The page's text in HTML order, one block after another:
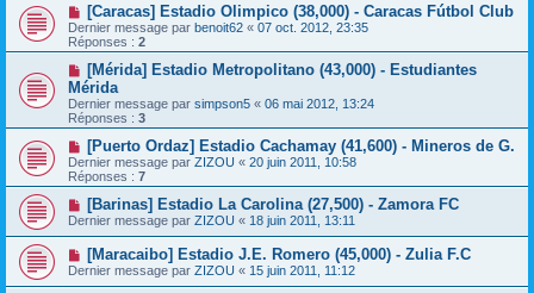
[Caracas] Estadio Olimpico (38,000) - Caracas Fútbol Club
Dernier message par benoit62 « 07 oct. 2012, 23:35
Réponses : 2
[Mérida] Estadio Metropolitano (43,000) - Estudiantes
Mérida
Dernier message par simpson5 « 06 mai 2012, 13:24
Réponses : 3
[Puerto Ordaz] Estadio Cachamay (41,600) - Mineros de G.
Dernier message par ZIZOU « 20 juin 2011, 10:58
Réponses : 7
[Barinas] Estadio La Carolina (27,500) - Zamora FC
Dernier message par ZIZOU « 18 juin 2011, 13:11
[Maracaibo] Estadio J.E. Romero (45,000) - Zulia F.C
Dernier message par ZIZOU « 15 juin 2011, 11:12